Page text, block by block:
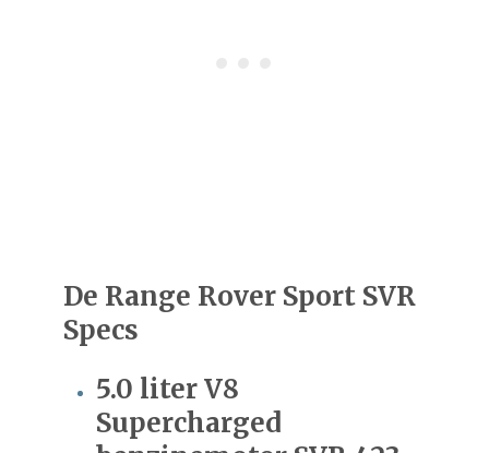
De Range Rover Sport SVR
Specs
5.0 liter V8
Supercharged